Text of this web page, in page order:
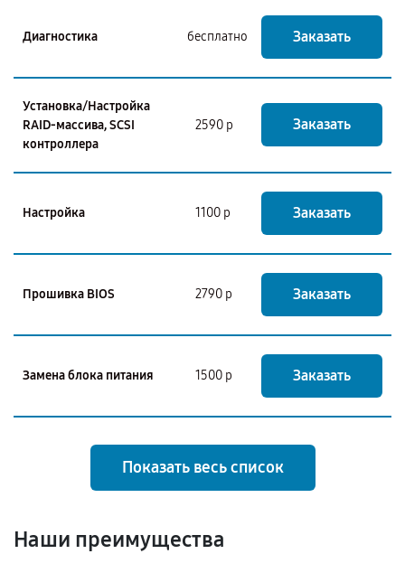
Диагностика бесплатно Заказать
Установка/Настройка
RAID-массива, SCSI
контроллера
2590 р Заказать
Настройка 1100 р Заказать
Прошивка BIOS 2790 р Заказать
Замена блока питания 1500 р Заказать
Показать весь список
Наши преимущества